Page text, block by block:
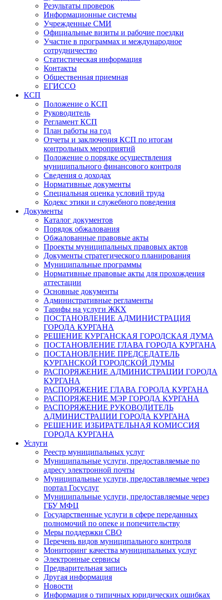
Результаты проверок
Информационные системы
Учрежденные СМИ
Официальные визиты и рабочие поездки
Участие в программах и международное
сотрудничество
Статистическая информация
Контакты
Общественная приемная
ЕГИССО
КСП
Положение о КСП
Руководитель
Регламент КСП
План работы на год
Отчеты и заключения КСП по итогам
контрольных мероприятий
Положение о порядке осуществления
муниципального финансового контроля
Сведения о доходах
Нормативные документы
Специальная оценка условий труда
Кодекс этики и служебного поведения
Документы
Каталог документов
Порядок обжалования
Обжалованные правовые акты
Проекты муниципальных правовых актов
Документы стратегического планирования
Муниципальные программы
Нормативные правовые акты для прохождения
аттестации
Основные документы
Административные регламенты
Тарифы на услуги ЖКХ
ПОСТАНОВЛЕНИЕ АДМИНИСТРАЦИЯ
ГОРОДА КУРГАНА
РЕШЕНИЕ КУРГАНСКАЯ ГОРОДСКАЯ ДУМА
ПОСТАНОВЛЕНИЕ ГЛАВА ГОРОДА КУРГАНА
ПОСТАНОВЛЕНИЕ ПРЕДСЕДАТЕЛЬ
КУРГАНСКОЙ ГОРОДСКОЙ ДУМЫ
РАСПОРЯЖЕНИЕ АДМИНИСТРАЦИИ ГОРОДА
КУРГАНА
РАСПОРЯЖЕНИЕ ГЛАВА ГОРОДА КУРГАНА
РАСПОРЯЖЕНИЕ МЭР ГОРОДА КУРГАНА
РАСПОРЯЖЕНИЕ РУКОВОДИТЕЛЬ
АДМИНИСТРАЦИИ ГОРОДА КУРГАНА
РЕШЕНИЕ ИЗБИРАТЕЛЬНАЯ КОМИССИЯ
ГОРОДА КУРГАНА
Услуги
Реестр муниципальных услуг
Муниципальные услуги, предоставляемые по
адресу электронной почты
Муниципальные услуги, предоставляемые через
портал Госуслуг
Муниципальные услуги, предоставляемые через
ГБУ МФЦ
Государственные услуги в сфере переданных
полномочий по опеке и попечительству
Меры поддержки СВО
Перечень видов муниципального контроля
Мониторинг качества муниципальных услуг
Электронные сервисы
Предварительная запись
Другая информация
Новости
Информация о типичных юридических ошибках